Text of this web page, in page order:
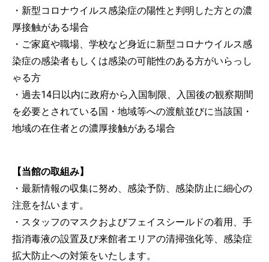
・新型コロナウイルス感染症の陽性と判明した方との濃
厚接触がある場合
・ご家庭や職場、学校など身近に新型コロナウイルス感
染症の感染者もしくは感染の可能性のある方がいらっし
ゃる方
・過去14日以内に政府から入国制限、入国後の観察期間
を必要とされている国・地域等への渡航並びに当該国・
地域の在住者との濃厚接触がある場合
【当館の取組み】
・最新情報の収集に努め、感染予防、感染防止に細心の
注意を払います。
・スタッフのマスクおよびフェイスシールドの着用、手
指消毒液の設置及び来館者エリアの清掃強化等、感染症
拡大防止への対策をいたします。